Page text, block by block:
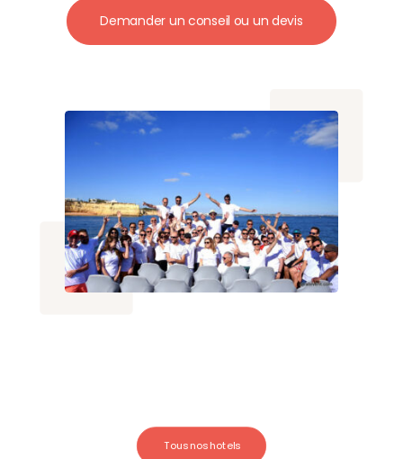
Demander un conseil ou un devis
Tous nos hotels